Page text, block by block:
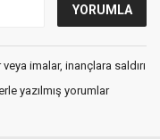
imalar, inançlara saldırı
yazılmış yorumlar